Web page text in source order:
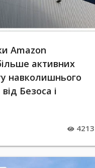
Amazon
активних
навколишнього
Безоса і
4213